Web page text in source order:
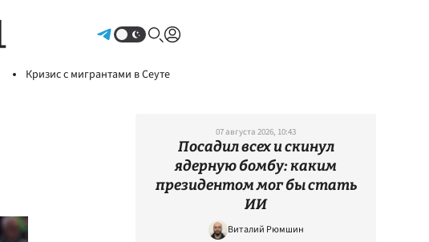
Кризис с мигрантами в Сеуте
07 августа 2026, 10:43
Посадил всех и скинул
ядерную бомбу: каким
президентом мог бы стать
ИИ
Виталий Рюмшин